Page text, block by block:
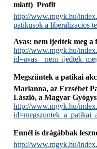
miatt)  Profit
http://www.mgyk.hu/
patikusok a liberalizacios
Avas: nem ijedtek meg
http://www.mgyk.hu/
Megszűntek a patikai
Marianna, az Erzsébet
László, a Magyar
http://www.mgyk.hu/
Ennél is drágábbak
http://www.mgyk.hu/